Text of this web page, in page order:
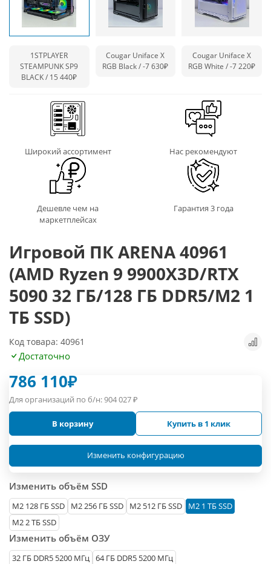
1STPLAYER
STEAMPUNK SP9
BLACK / 15 440₽
Cougar Uniface X
RGB Black /-7 630₽
Cougar Uniface X
RGB White /-7 220₽
Широкий ассортимент Нас рекомендуют
Дешевле чем на
маркетплейсах
Гарантия 3 года
Игровой ПК ARENA 40961
(AMD Ryzen 9 9900X3D/RTX
5090 32 ГБ/128 ГБ DDR5/M2 1
ТБ SSD)
Код товара: 40961
Достаточно
786 110₽
Для организаций по б/н:904 027₽
В корзину Купить в 1 клик
Изменить конфигурацию
Изменить объём SSD
М2 128 ГБ SSD M2 256 ГБ SSD M2 512 ГБ SSD
M2 1 ТБ SSD
M2 2 ТБ SSD
Изменить объём ОЗУ
32 ГБ DDR5 5200 МГц 64 ГБ DDR5 5200 МГц